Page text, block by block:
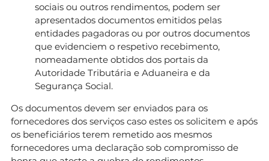
sociais ou outros rendimentos, podem ser
apresentados documentos emitidos pelas
entidades pagadoras ou por outros documentos
que evidenciem o respetivo recebimento,
nomeadamente obtidos dos portais da
Autoridade Tributária e Aduaneira e da
Segurança Social.
Os documentos devem ser enviados para os
fornecedores dos serviços caso estes os solicitem e após
os beneficiários terem remetido aos mesmos
fornecedores uma declaração sob compromisso de